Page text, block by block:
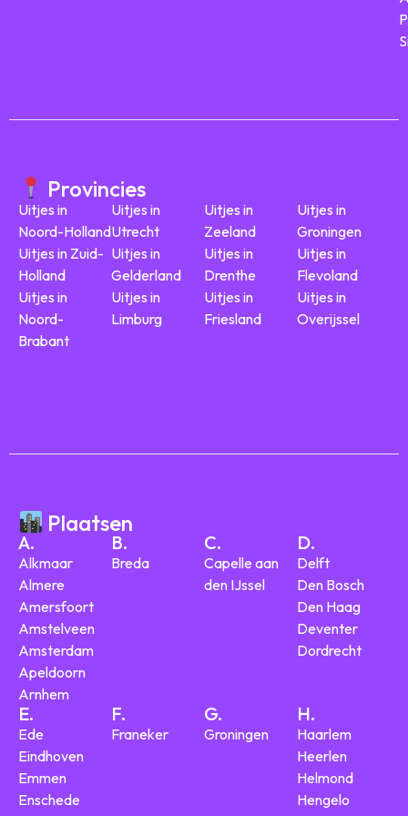
Provincies
Uitjes in
Noord-Holland
Uitjes in Zuid-
Holland
Uitjes in
Noord-
Brabant
Uitjes in
Utrecht
Uitjes in
Gelderland
Uitjes in
Limburg
Uitjes in
Zeeland
Uitjes in
Drenthe
Uitjes in
Friesland
Uitjes in
Groningen
Uitjes in
Flevoland
Uitjes in
Overijssel
Plaatsen
A.
Alkmaar
Almere
Amersfoort
Amstelveen
Amsterdam
Apeldoorn
Arnhem
B.
Breda
C.
Capelle aan
den IJssel
D.
Delft
Den Bosch
Den Haag
Deventer
Dordrecht
E.
Ede
Eindhoven
Emmen
Enschede
F.
Franeker
G.
Groningen
H.
Haarlem
Heerlen
Helmond
Hengelo